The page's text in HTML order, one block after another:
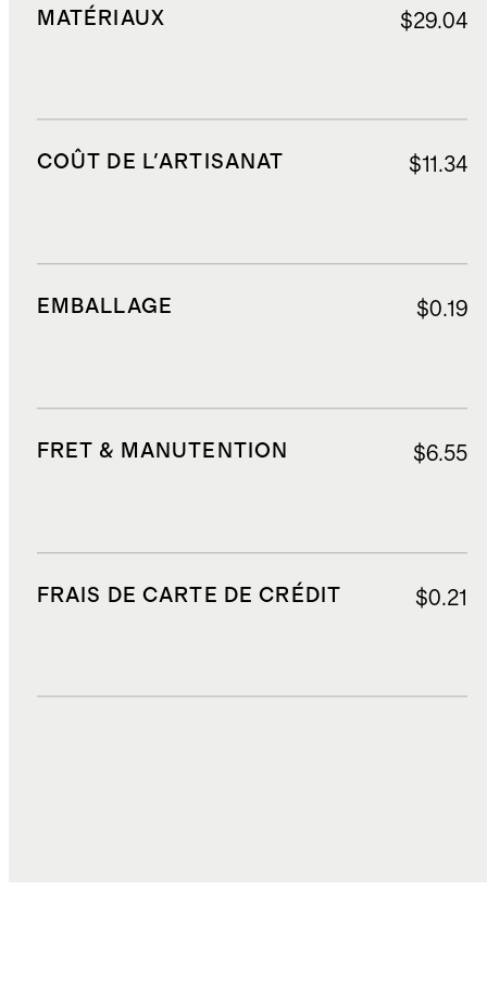
MATÉRIAUX $29.04
COÛT DE L'ARTISANAT $11.34
EMBALLAGE $0.19
FRET & MANUTENTION $6.55
FRAIS DE CARTE DE CRÉDIT $0.21